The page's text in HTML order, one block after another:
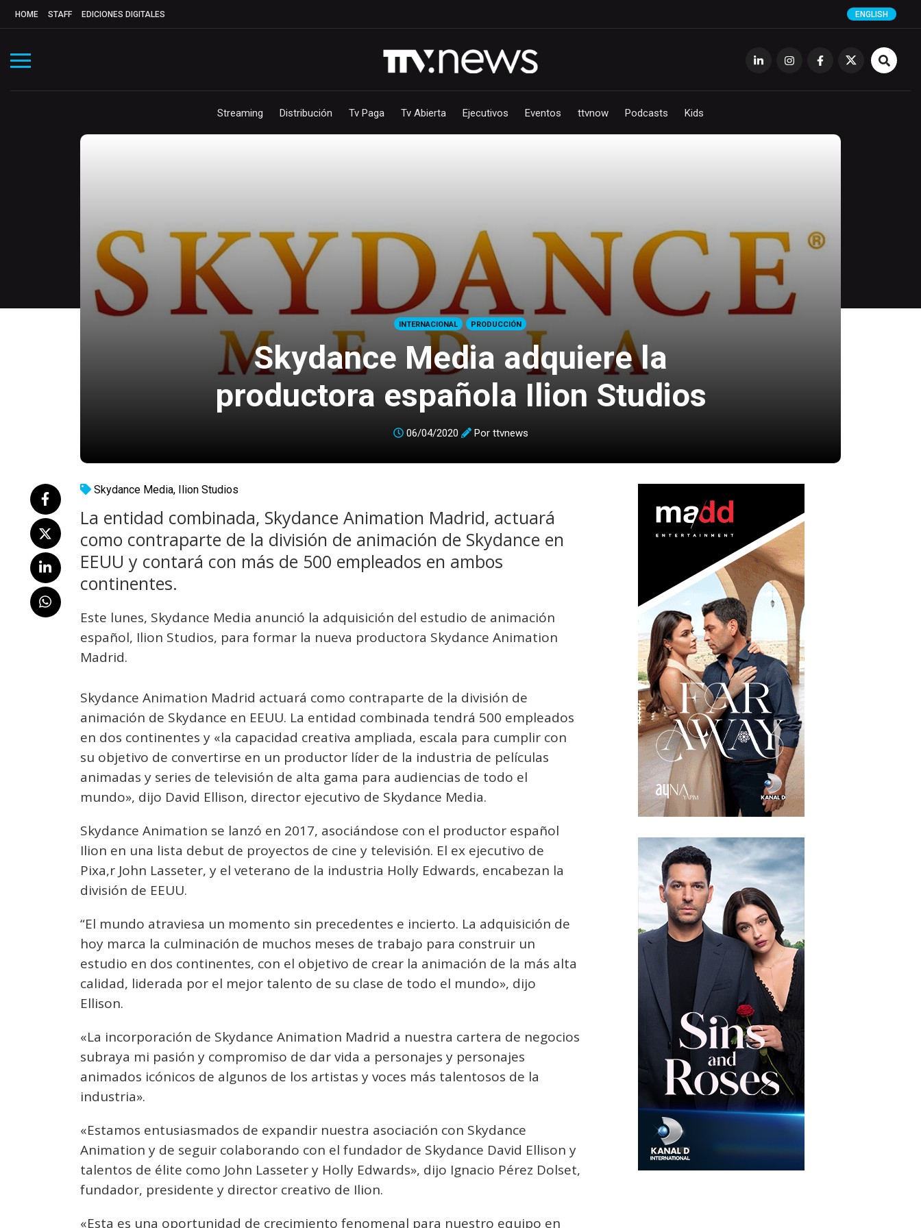
HOME STAFF EDICIONES DIGITALES ENGLISH
Streaming Distribución Tv Paga Tv Abierta Ejecutivos Eventos ttvnow Podcasts Kids
INTERNACIONAL PRODUCCIÓN
Skydance Media adquiere la
productora española Ilion Studios
06/04/2020 Por ttvnews
Skydance Media, Ilion Studios
La entidad combinada, Skydance Animation Madrid, actuará
como contraparte de la división de animación de Skydance en
EEUU y contará con más de 500 empleados en ambos
continentes.
Este lunes, Skydance Media anunció la adquisición del estudio de animación
español, Ilion Studios, para formar la nueva productora Skydance Animation
Madrid.
Skydance Animation Madrid actuará como contraparte de la división de
animación de Skydance en EEUU. La entidad combinada tendrá 500 empleados
en dos continentes y «la capacidad creativa ampliada, escala para cumplir con
su objetivo de convertirse en un productor líder de la industria de películas
animadas y series de televisión de alta gama para audiencias de todo el
mundo», dijo David Ellison, director ejecutivo de Skydance Media.
Skydance Animation se lanzó en 2017, asociándose con el productor español
Ilion en una lista debut de proyectos de cine y televisión. El ex ejecutivo de
Pixa,r John Lasseter, y el veterano de la industria Holly Edwards, encabezan la
división de EEUU.
“El mundo atraviesa un momento sin precedentes e incierto. La adquisición de
hoy marca la culminación de muchos meses de trabajo para construir un
estudio en dos continentes, con el objetivo de crear la animación de la más alta
calidad, liderada por el mejor talento de su clase de todo el mundo», dijo
Ellison.
«La incorporación de Skydance Animation Madrid a nuestra cartera de negocios
subraya mi pasión y compromiso de dar vida a personajes y personajes
animados icónicos de algunos de los artistas y voces más talentosos de la
industria».
«Estamos entusiasmados de expandir nuestra asociación con Skydance
Animation y de seguir colaborando con el fundador de Skydance David Ellison y
talentos de élite como John Lasseter y Holly Edwards», dijo Ignacio Pérez Dolset,
fundador, presidente y director creativo de Ilion.
«Esta es una oportunidad de crecimiento fenomenal para nuestro equipo en